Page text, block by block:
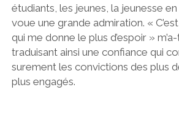
étudiants, les jeunes, la jeunesse
voue une grande admiration. «
qui me donne le plus d’espoir »
traduisant ainsi une confiance qui
surement les convictions des plus
plus engagés.